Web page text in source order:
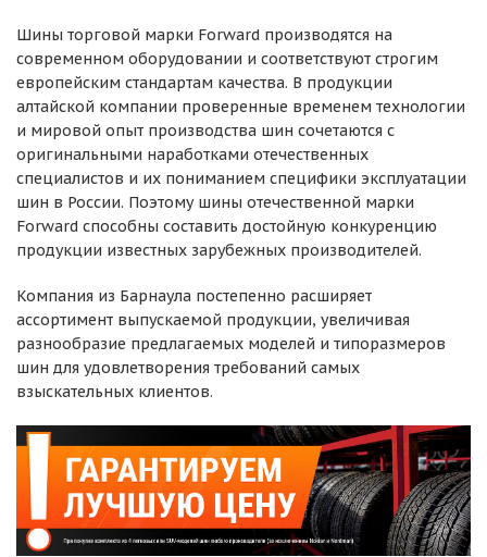
Шины торговой марки Forward производятся на
современном оборудовании и соответствуют строгим
европейским стандартам качества. В продукции
алтайской компании проверенные временем технологии
и мировой опыт производства шин сочетаются с
оригинальными наработками отечественных
специалистов и их пониманием специфики эксплуатации
шин в России. Поэтому шины отечественной марки
Forward способны составить достойную конкуренцию
продукции известных зарубежных производителей.
Компания из Барнаула постепенно расширяет
ассортимент выпускаемой продукции, увеличивая
разнообразие предлагаемых моделей и типоразмеров
шин для удовлетворения требований самых
взыскательных клиентов.